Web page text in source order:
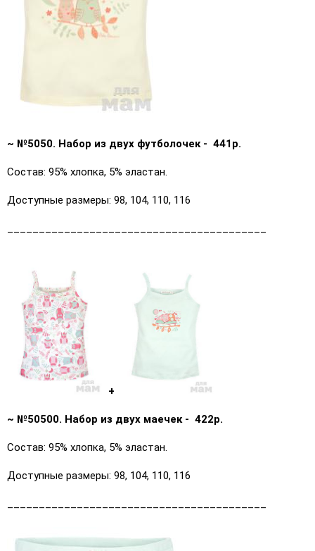
~ №5050. Набор из двух футболочек - 441р.
Состав: 95% хлопка, 5% эластан.
Доступные размеры: 98, 104, 110, 116
+
~ №50500. Набор из двух маечек - 422р.
Состав: 95% хлопка, 5% эластан.
Доступные размеры: 98, 104, 110, 116